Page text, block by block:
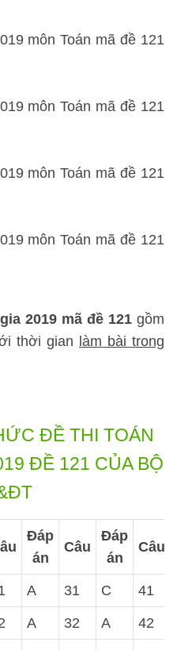
2019 mã đề 121gồm
thời gian làm bài trong
ĐỀ THI TOÁN
ĐỀ 121 CỦA BỘ
Đáp
án
Câu
Đáp
án
Câu
A 31 C 41
A 32 A 42